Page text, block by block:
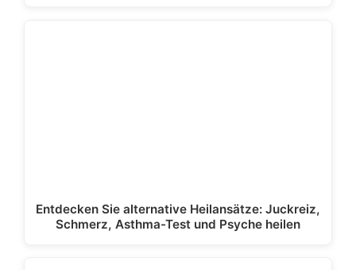
Entdecken Sie alternative Heilansätze: Juckreiz,
Schmerz, Asthma-Test und Psyche heilen